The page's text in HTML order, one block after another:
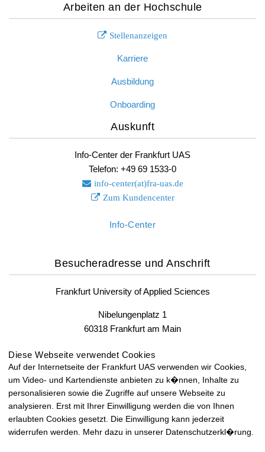
Arbeiten an der Hochschule
Stellenanzeigen
Karriere
Ausbildung
Onboarding
Auskunft
Info-Center der Frankfurt UAS
Telefon: +49 69 1533-0
info-center(at)fra-uas. de
Zum Kundencenter
Info-Center
Besucheradresse und Anschrift
Frankfurt University of Applied Sciences
Nibelungenplatz 1
60318 Frankfurt am Main
Fax: +49 69 1533-2400
Lageplan und Anfahrt
Lageplan und Anfahrt
Diese Webseite verwendet Cookies
Auf der Internetseite der Frankfurt UAS verwenden wir Cookies,
um Video- und Kartendienste anbieten zu k�nnen, Inhalte zu
personalisieren sowie die Zugriffe auf unsere Webseite zu
analysieren. Erst mit Ihrer Einwilligung werden die von Ihnen
erlaubten Cookies gesetzt. Die Einwilligung kann jederzeit
widerrufen werden. Mehr dazu in unserer Datenschutzerkl�rung.